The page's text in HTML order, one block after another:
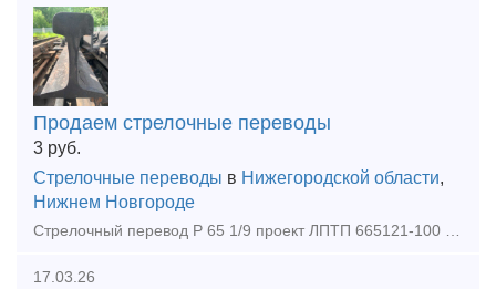
Продаем стрелочные переводы
3 руб.
Стрелочные переводы в Нижегородской области,
Нижнем Новгороде
Стрелочный перевод Р 65 1/9 проект ЛПТП 665121-100 с хранения ( без износа ) ЛЕВЫЙ
17.03.26